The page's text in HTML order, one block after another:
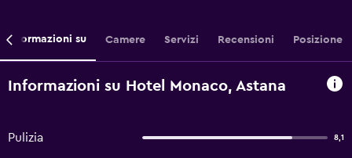
Informazioni su Camere Servizi Recensioni Posizione
Informazioni su Hotel Monaco, Astana
Pulizia 8,1